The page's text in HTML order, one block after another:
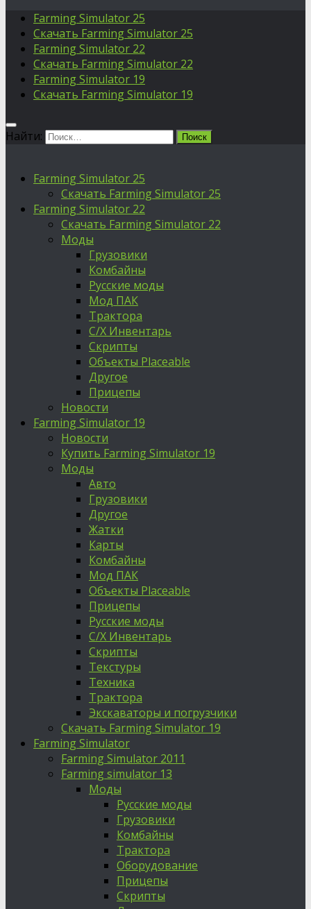
Farming Simulator 25
Скачать Farming Simulator 25
Farming Simulator 22
Скачать Farming Simulator 22
Farming Simulator 19
Скачать Farming Simulator 19
Найти:
Farming Simulator 25
Скачать Farming Simulator 25
Farming Simulator 22
Скачать Farming Simulator 22
Моды
Грузовики
Комбайны
Русские моды
Мод ПАК
Трактора
С/Х Инвентарь
Скрипты
Объекты Placeable
Другое
Прицепы
Новости
Farming Simulator 19
Новости
Купить Farming Simulator 19
Моды
Авто
Грузовики
Другое
Жатки
Карты
Комбайны
Мод ПАК
Объекты Placeable
Прицепы
Русские моды
С/Х Инвентарь
Скрипты
Текстуры
Техника
Трактора
Экскаваторы и погрузчики
Скачать Farming Simulator 19
Farming Simulator
Farming Simulator 2011
Farming simulator 13
Моды
Русские моды
Грузовики
Комбайны
Трактора
Оборудование
Прицепы
Скрипты